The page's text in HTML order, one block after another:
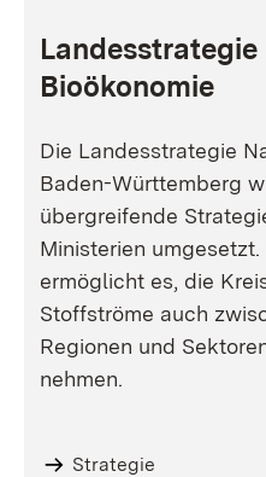
Bioökonomie
Die Landesstrategie
Baden-Württemberg
übergreifende
Ministerien
ermöglicht es, die
Stoffströme auch
Regionen und
nehmen.
Strategie